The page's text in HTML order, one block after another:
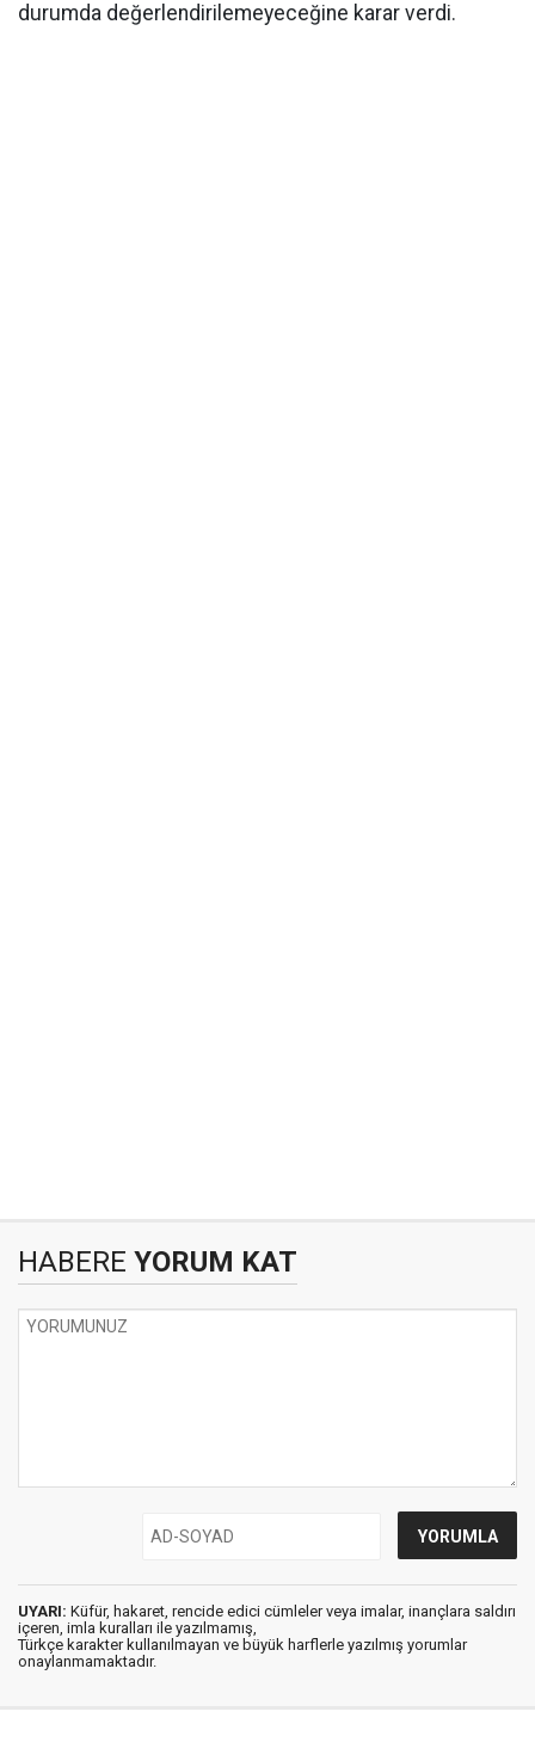
durumda değerlendirilemeyeceğine karar verdi.
HABERE YORUM KAT
UYARI: Küfür, hakaret, rencide edici cümleler veya imalar, inançlara saldırı
içeren, imla kuralları ile yazılmamış,
Türkçe karakter kullanılmayan ve büyük harflerle yazılmış yorumlar
onaylanmamaktadır.